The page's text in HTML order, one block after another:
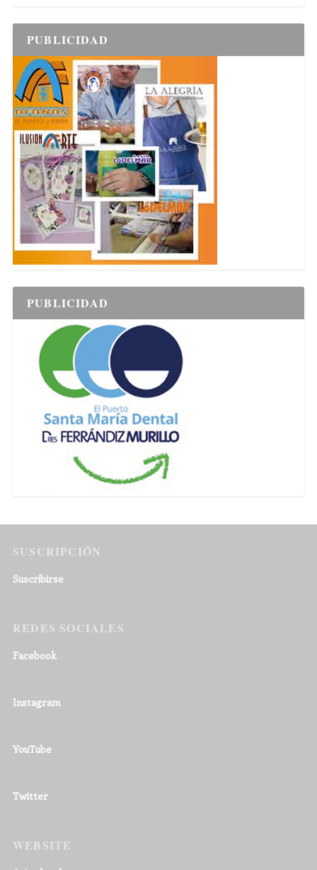
PUBLICIDAD
PUBLICIDAD
SUSCRIPCIÓN
Suscribirse
REDES SOCIALES
Facebook
Instagram
YouTube
Twitter
WEBSITE